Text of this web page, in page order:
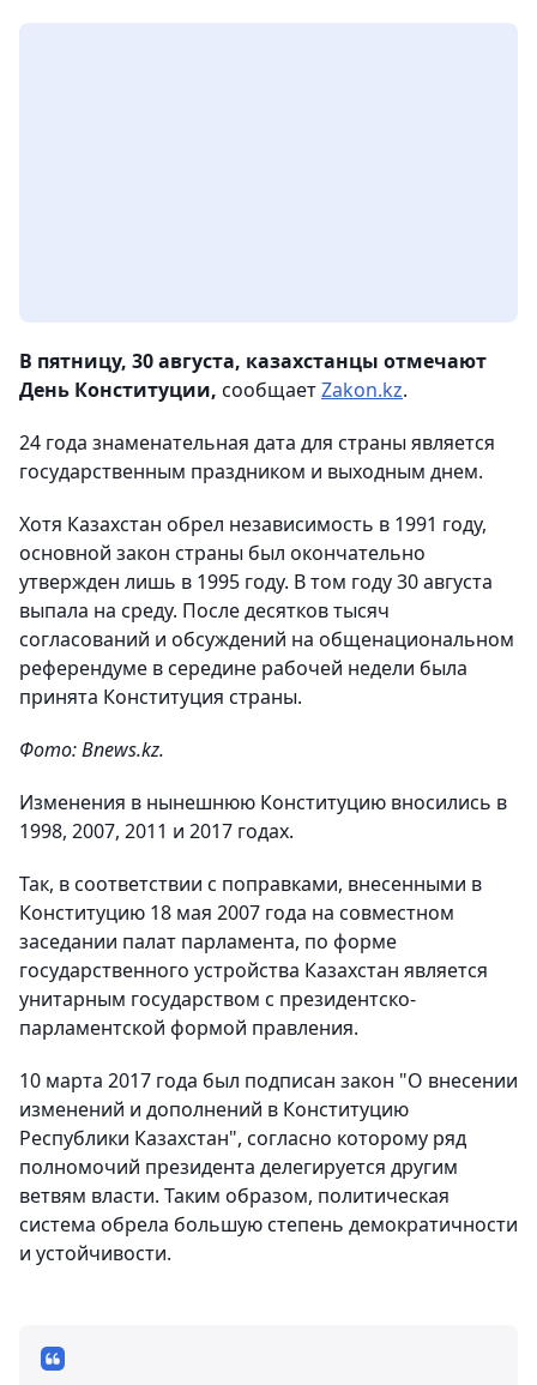
В пятницу, 30 августа, казахстанцы отмечают
День Конституции, сообщаетZakon.kz.
24 года знаменательная дата для страны является
государственным праздником и выходным днем.
Хотя Казахстан обрел независимость в 1991 году,
основной закон страны был окончательно
утвержден лишь в 1995 году. В том году 30 августа
выпала на среду. После десятков тысяч
согласований и обсуждений на общенациональном
референдуме в середине рабочей недели была
принята Конституция страны.
Фото: Bnews.kz.
Изменения в нынешнюю Конституцию вносились в
1998, 2007, 2011 и 2017 годах.
Так, в соответствии с поправками, внесенными в
Конституцию 18 мая 2007 года на совместном
заседании палат парламента, по форме
государственного устройства Казахстан является
унитарным государством с президентско-
парламентской формой правления.
10 марта 2017 года был подписан закон "О внесении
изменений и дополнений в Конституцию
Республики Казахстан", согласно которому ряд
полномочий президента делегируется другим
ветвям власти. Таким образом, политическая
система обрела большую степень демократичности
и устойчивости.